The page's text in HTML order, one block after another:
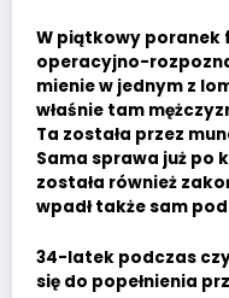
W piątkowy poranek
operacyjno-
mienie w jednym z
właśnie tam
Ta została przez
Sama sprawa już po
została również
wpadł także sam
34-latek podczas
się do popełnienia